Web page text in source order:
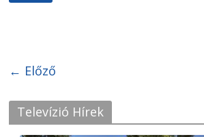
← Előző
Televízió Hírek